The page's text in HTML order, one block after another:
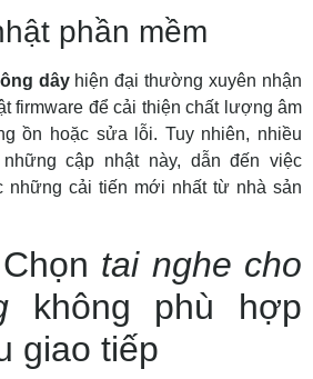
phần mềm
dâyhiện đại thường xuyên nhận
firmware để cải thiện chất lượng âm
ồn hoặc sửa lỗi. Tuy nhiên, nhiều
cập nhật này, dẫn đến việc
những cải tiến mới nhất từ nhà sản
tai nghe cho
không phù hợp
giao tiếp